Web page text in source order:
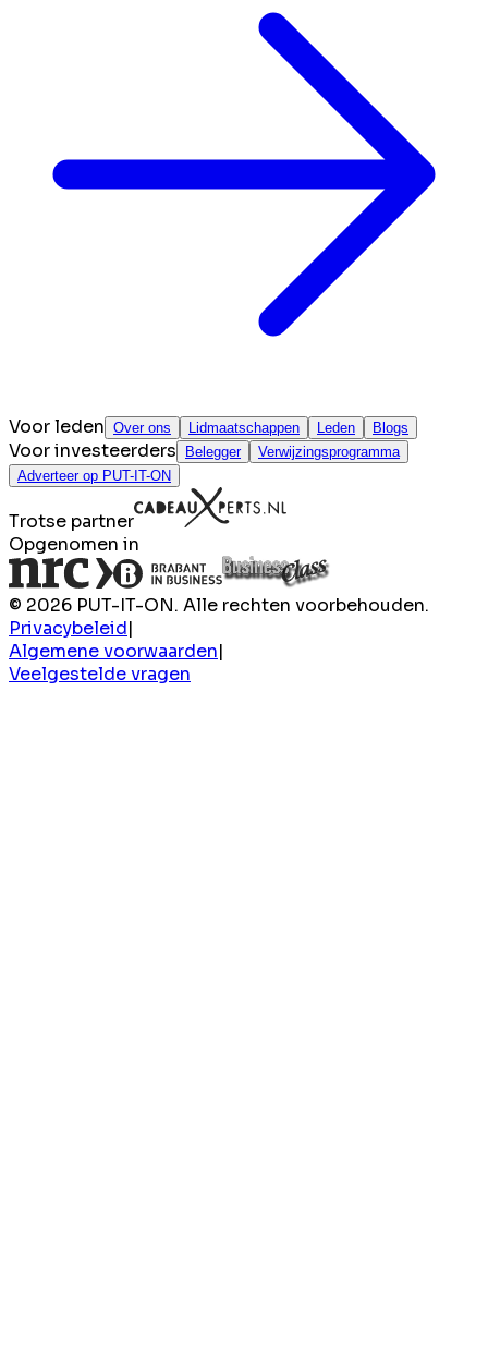
Voor leden Over ons Lidmaatschappen Leden Blogs
Voor investeerders Belegger
Verwijzingsprogramma
Adverteer op PUT-IT-ON
Trotse partner
Opgenomen in
© 2026 PUT-IT-ON. Alle rechten voorbehouden.
Privacybeleid|
Algemene voorwaarden|
Veelgestelde vragen